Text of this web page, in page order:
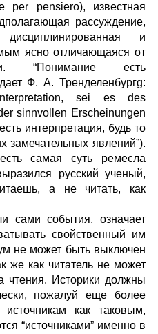
pensiero), известная
рассуждение,
и
ясно отличающаяся от
“Понимание есть
Ф. А. Тренделенбургg:
sei es des
sinnvollen Erscheinungen
интерпретация, будь то
замечательных явлений”).
самая суть ремесла
русский ученый,
а не читать, как
сами события, означает
свойственный им
не может быть выключен
же как читатель не может
чтения. Историки должны
пожалуй еще более
как таковым,
“источниками” именно в